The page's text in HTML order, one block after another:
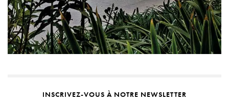
INSCRIVEZ-VOUS À NOTRE NEWSLETTER